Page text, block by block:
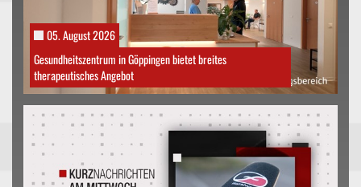
05. August 2026
Gesundheitszentrum in Göppingen bietet breites
therapeutisches Angebot